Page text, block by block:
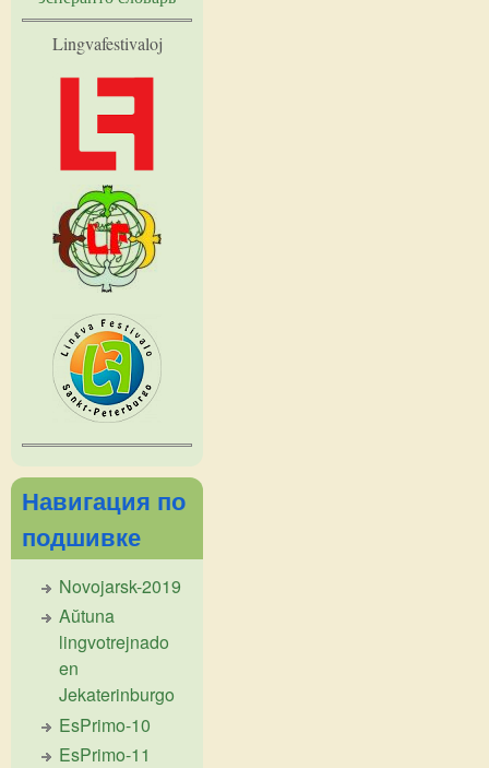
Lingvafestivaloj
Навигация по
подшивке
Novojarsk-2019
Aŭtuna
lingvotrejnado
en
Jekaterinburgo
EsPrimo-10
EsPrimo-11